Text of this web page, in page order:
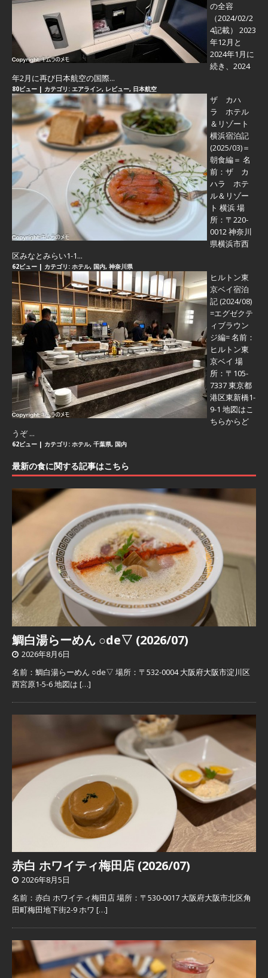
の全容
（2024/02/2
4記載） 2023
年12月と
2024年1月に
続き、2024
年2月に再び日本航空の国際...
80ビュー | カテゴリ: エアライン, レビュー, 日本航空
ザ カハ
ラ ホテル
＆リゾート
横浜宿泊記
(2025/03)＝
朝食編＝ 名
前：ザ カ
ハラ ホテ
ル＆リゾー
ト 横浜 場
所：〒220-
0012 神奈川
県横浜市西
区みなとみらい1-1...
62ビュー | カテゴリ: ホテル, 国内, 神奈川県
ヒルトン東
京ベイ宿泊
記 (2024/08)
=エグゼクテ
ィブラウン
ジ編=名前：
ヒルトン東
京ベイ 場
所：〒105-
7337 東京都
港区東新橋1-
9-1 地図はこ
ちらからど
うぞ ...
62ビュー | カテゴリ: ホテル, 千葉県, 国内
最新の食に関する記事はこちら
鯛白湯らーめん ○de▽ (2026/07)
2026年8月6日
名前：鯛白湯らーめん ○de▽ 場所：〒532-0004 大阪府大阪市淀川区
西宮原1-5-6 地図は […]
赤白 ホワイティ梅田店 (2026/07)
2026年8月5日
名前：赤白 ホワイティ梅田店 場所：〒530-0017 大阪府大阪市北区角
田町梅田地下街2-9 ホワ […]